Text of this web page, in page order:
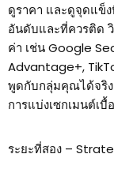
ดูราคา และดูจุดแข็
อันดับและที่ควรติด
ค่า เช่น Google
Advantage+,
พูดกับกลุ่มคุณได้จริง
การแบ่งเซกเมนต์เ
ระยะที่สอง –